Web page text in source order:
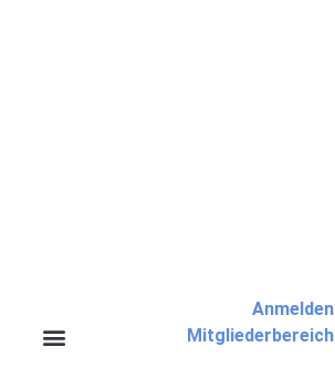
Anmelden
Mitgliederbereich